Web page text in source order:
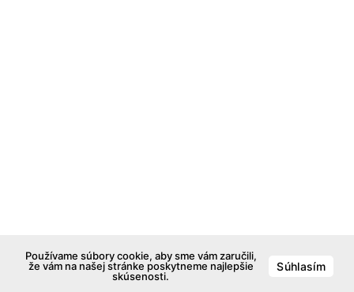
Používame súbory cookie, aby sme vám zaručili,
že vám na našej stránke poskytneme najlepšie
skúsenosti.
Súhlasím